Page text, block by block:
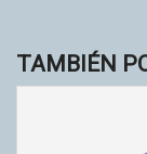
TAMBIÉN